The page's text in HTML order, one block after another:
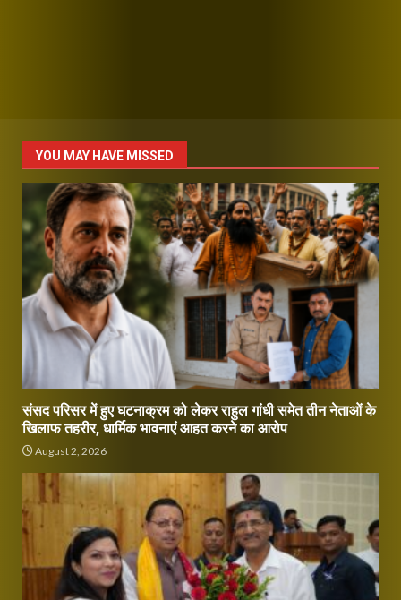
YOU MAY HAVE MISSED
संसद परिसर में हुए घटनाक्रम को लेकर राहुल गांधी समेत तीन नेताओं के
खिलाफ तहरीर, धार्मिक भावनाएं आहत करने का आरोप
August 2, 2026